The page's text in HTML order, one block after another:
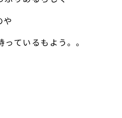
や
ているもよう。。